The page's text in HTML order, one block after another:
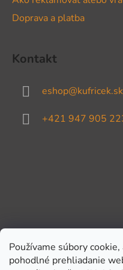
Používame súbory
pohodlné prehliadanie
Doprava a platba
Kontakt
eshop@kufricek.sk
+421 947 905